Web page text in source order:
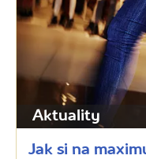
Aktuality
Jak si na